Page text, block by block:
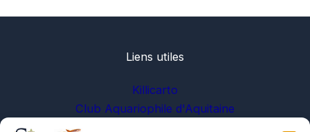
Liens utiles
Killicarto
Club Aquariophile d'Aquitaine